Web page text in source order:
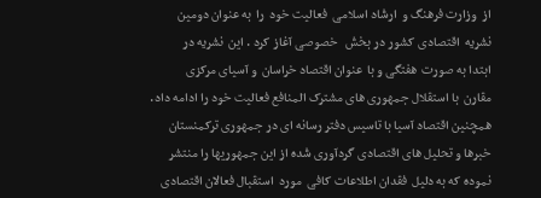
از وزارت فرهنگ و ارشاد اسلامی فعالیت خود را به عنوان دومین
نشریه اقتصادی کشور در بخش خصوصی آغاز کرد . این نشریه در
ابتدا به صورت هفتگی و با عنوان اقتصاد خراسان و آسیای مرکزی
مقارن با استقلال جمهوری های مشترک المنافع فعالیت خود را ادامه داد.
همچنین اقتصاد آسیا با تاسیس دفتر رسانه ای در جمهوری ترکمنستان
خبرها و تحلیل های اقتصادی گردآوری شده از این جمهوریها را منتشر
نموده که به دلیل فقدان اطلاعات کافی مورد استقبال فعالان اقتصادی